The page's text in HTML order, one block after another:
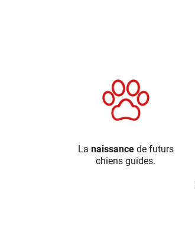
La naissancede futurs
chiens guides.